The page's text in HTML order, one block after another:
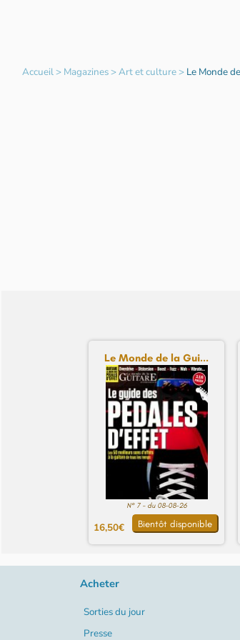
Accueil> Magazines>Art et culture> Le Monde
Le Monde de la Gui...
N° 7 - du 08-08-26
16,50€ Bientôt disponible
Acheter
Sorties du jour
Presse